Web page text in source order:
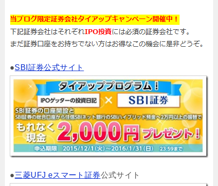
●SBI証券公式サイト
●三菱UFJ eスマート証券公式サイト